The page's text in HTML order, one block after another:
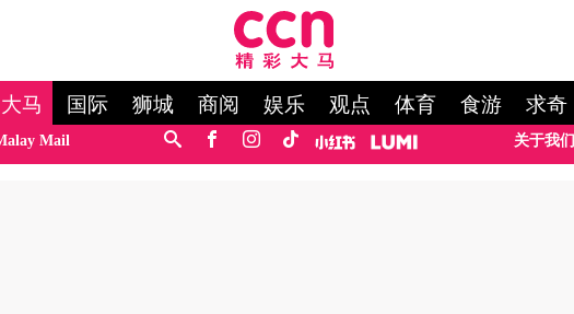
大马 国际 狮城 商阅 娱乐 观点 体育 食游 求奇
Mail 关于我们